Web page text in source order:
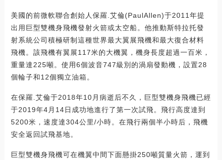
美國的前微軟聯合創始人保羅.艾倫(PaulAllen)于2011年提
出用巨型雙機身飛機發射火箭或太空船。他推動斯特拉托發
射系統公司積極研制這種世界最大翼展飛機和最大復合材料
飛機。該飛機有翼展117米的大機翼，機身長度超過一百米，
重量達225噸。使用6個波音747級別的渦扇發動機，設置28
個輪子和12個獨立油箱。
在保羅.艾倫于2018年10月病逝后不久，巨型雙機身飛機已經
于2019年4月14日成功地進行了第一次試飛。飛行高度達到
5200米，速度達304公里/小時。在飛行兩個半小時后，飛機
安全返回試飛基地。
巨型雙機身飛機可在機翼中間下面懸掛250噸質量火箭，運到